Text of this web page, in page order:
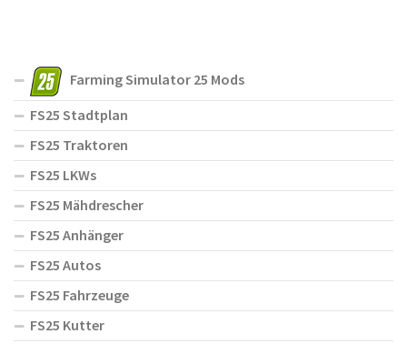
Farming Simulator 25 Mods
FS25 Stadtplan
FS25 Traktoren
FS25 LKWs
FS25 Mähdrescher
FS25 Anhänger
FS25 Autos
FS25 Fahrzeuge
FS25 Kutter